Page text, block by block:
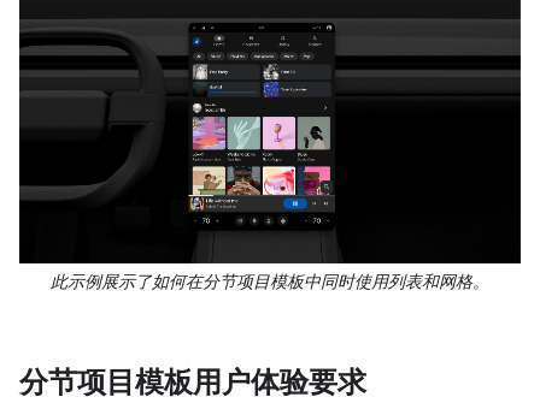
此示例展示了如何在分节项目模板中同时使用列表和网格。
分节项目模板用户体验要求